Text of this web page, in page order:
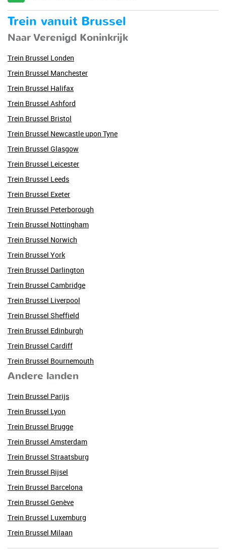
Trein vanuit Brussel
Naar Verenigd Koninkrijk
Trein Brussel Londen
Trein Brussel Manchester
Trein Brussel Halifax
Trein Brussel Ashford
Trein Brussel Bristol
Trein Brussel Newcastle upon Tyne
Trein Brussel Glasgow
Trein Brussel Leicester
Trein Brussel Leeds
Trein Brussel Exeter
Trein Brussel Peterborough
Trein Brussel Nottingham
Trein Brussel Norwich
Trein Brussel York
Trein Brussel Darlington
Trein Brussel Cambridge
Trein Brussel Liverpool
Trein Brussel Sheffield
Trein Brussel Edinburgh
Trein Brussel Cardiff
Trein Brussel Bournemouth
Andere landen
Trein Brussel Parijs
Trein Brussel Lyon
Trein Brussel Brugge
Trein Brussel Amsterdam
Trein Brussel Straatsburg
Trein Brussel Rijsel
Trein Brussel Barcelona
Trein Brussel Genève
Trein Brussel Luxemburg
Trein Brussel Milaan